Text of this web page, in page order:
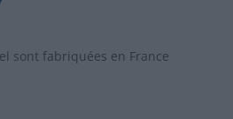
sont fabriquées en France